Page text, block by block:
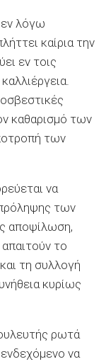
λόγω
καίρια την
εν τοις
καθαρισμό των
των
να
πρόληψης των
αποψίλωση,
το
τη συλλογή
κυρίως
ρωτά
να